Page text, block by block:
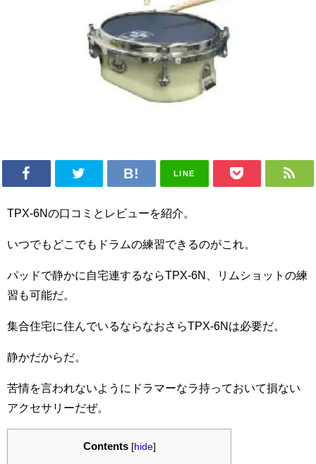
LINE
TPX-6Nの口コミとレビューを紹介。
いつでもどこでもドラムの練習できるのがこれ。
パッドで静かに自宅連するならTPX-6N、リムショットの練
習も可能だ。
集合住宅に住んでいるならなおさらTPX-6Nは必要だ。
静かだからだ。
苦情を言われないようにドラマーなラ持っておいて損ない
アクセサリーだぜ。
Contents [hide]